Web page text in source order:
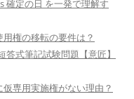
確定の日 を一発で理解す
権の移転の要件は？
式筆記試験問題【意匠】
専用実施権がない理由？